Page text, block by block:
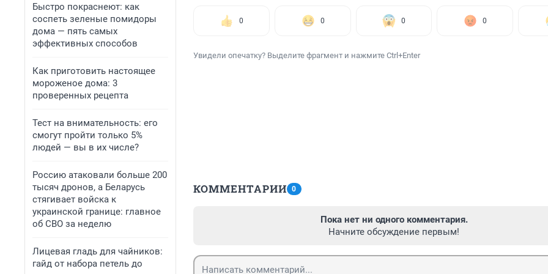
Быстро покраснеют: как
соспеть зеленые помидоры
дома — пять самых
эффективных способов
Как приготовить настоящее
мороженое дома: 3
проверенных рецепта
Тест на внимательность: его
смогут пройти только 5%
людей — вы в их числе?
Россию атаковали больше 200
тысяч дронов, а Беларусь
стягивает войска к
украинской границе: главное
об СВО за неделю
Лицевая гладь для чайников:
гайд от набора петель до
0 0 0 0
Увидели опечатку? Выделите фрагмент и нажмите Ctrl+Enter
КОММЕНТАРИИ 0
Пока нет ни одного комментария.
Начните обсуждение первым!